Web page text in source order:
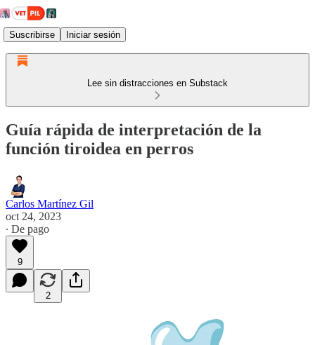
Suscribirse Iniciar sesión
Lee sin distracciones en Substack
Guía rápida de interpretación de la
función tiroidea en perros
Carlos Martínez Gil
oct 24, 2023
∙ De pago
9
2